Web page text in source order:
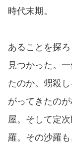
時代末期。
あることを探
見つかった。
たのか。甥殺
がってきたの
屋。そして定
羅。その沙羅